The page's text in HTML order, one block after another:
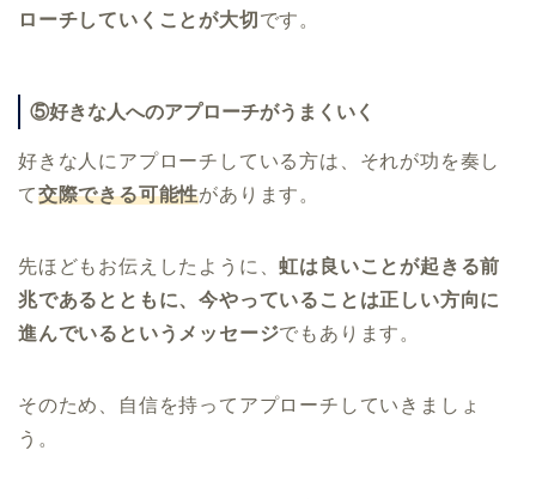
ローチしていくことが大切 です。
⑤好きな人へのアプローチがうまくいく
好きな人にアプローチしている方は、それが功を奏し
て交際できる可能性があります。
先ほどもお伝えしたように、虹は良いことが起きる前
兆であるとともに、今やっていることは正しい方向に
進んでいるというメッセージでもあります。
そのため、自信を持ってアプローチしていきましょ
う。